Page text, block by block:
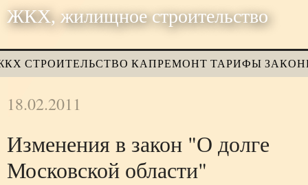
ЖКХ, жилищное строительство
СТРОИТЕЛЬСТВО КАПРЕМОНТ ТАРИФЫ
18.02.2011
Изменения в закон "О долге
Московской области"